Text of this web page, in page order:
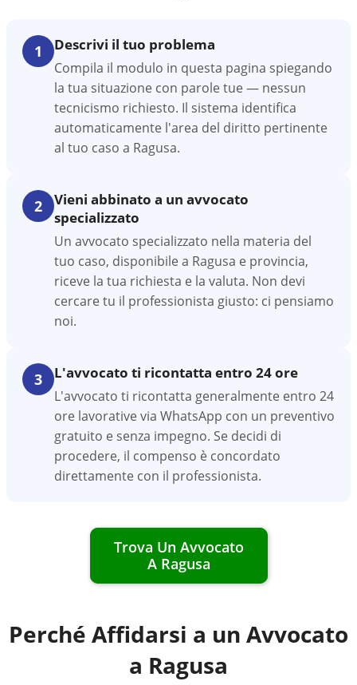
1 Descrivi il tuo problema
Compila il modulo in questa pagina spiegando
la tua situazione con parole tue — nessun
tecnicismo richiesto. Il sistema identifica
automaticamente l'area del diritto pertinente
al tuo caso a Ragusa.
2
Vieni abbinato a un avvocato
specializzato
Un avvocato specializzato nella materia del
tuo caso, disponibile a Ragusa e provincia,
riceve la tua richiesta e la valuta. Non devi
cercare tu il professionista giusto: ci pensiamo
noi.
3 L'avvocato ti ricontatta entro 24 ore
L'avvocato ti ricontatta generalmente entro 24
ore lavorative via WhatsApp con un preventivo
gratuito e senza impegno. Se decidi di
procedere, il compenso è concordato
direttamente con il professionista.
Trova Un Avvocato
A Ragusa
Perché Affidarsi a un Avvocato
a Ragusa